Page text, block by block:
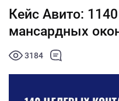
Кейс Авито:
мансардных
3184